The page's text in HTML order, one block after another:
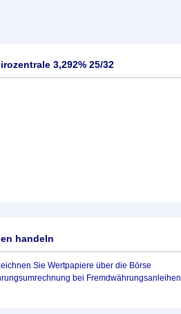
3,292% 25/32
handeln
Sie Wertpapiere über die Börse
bei Fremdwährungsanleihen